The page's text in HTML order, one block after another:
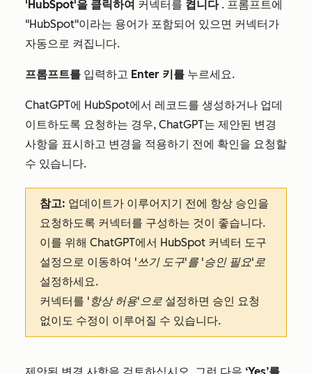
'HubSpot'을 클릭하여 커넥터를 켭니다 . 프롬프트에
"HubSpot"이라는 용어가 포함되어 있으면 커넥터가
자동으로 켜집니다.
프롬프트를 입력하고 Enter 키를 누르세요.
ChatGPT에 HubSpot에서 레코드를 생성하거나 업데
이트하도록 요청하는 경우, ChatGPT는 제안된 변경
사항을 표시하고 변경을 적용하기 전에 확인을 요청할
수 있습니다.
참고: 업데이트가 이루어지기 전에 항상 승인을
요청하도록 커넥터를 구성하는 것이 좋습니다.
이를 위해 ChatGPT에서 HubSpot 커넥터 도구
설정으로 이동하여 '쓰기 도구'를 '승인 필요'로
설정하세요.
커넥터를 '항상 허용'으로 설정하면 승인 요청
없이도 수정이 이루어질 수 있습니다.